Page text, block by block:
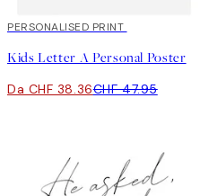
20%*
PERSONALISED PRINT
Kids Letter A Personal Poster
Da CHF 38.36CHF 47.95